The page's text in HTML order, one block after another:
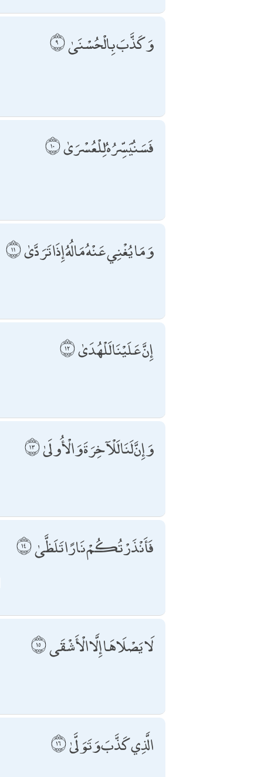
وَكَذَّبَ بِالْحُسْنَىٰ
فَسَنُيَسِّرُهُ لِلْعُسْرَىٰ
وَمَا يُغْنِي عَنْهُ مَالُهُ إِذَا تَرَدَّىٰ
إِنَّ عَلَيْنَا لَلْهُدَىٰ
وَإِنَّ لَنَا لَلْآخِرَةَ وَالْأُولَىٰ
فَأَنْذَرْتُكُمْ نَارًا تَلَظَّىٰ
لَا يَصْلَاهَا إِلَّا الْأَشْقَى
الَّذِي كَذَّبَ وَتَوَلَّىٰ